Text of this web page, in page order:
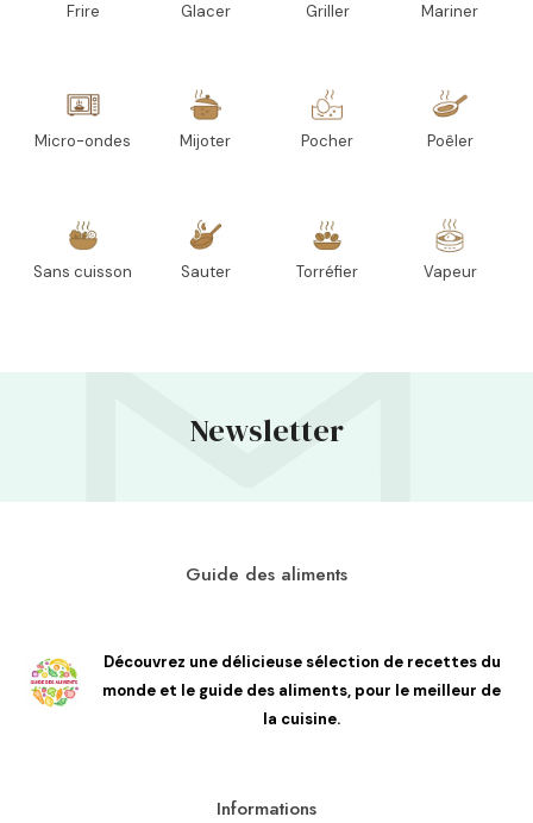
Frire Glacer Griller Mariner
Micro-ondes Mijoter Pocher Poêler
Sans cuisson Sauter Torréfier Vapeur
Newsletter
Guide des aliments
Découvrez une délicieuse sélection de recettes du
monde et le guide des aliments, pour le meilleur de
la cuisine.
Informations